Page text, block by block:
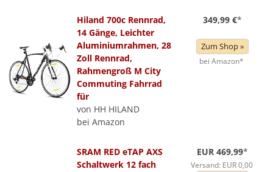
Hiland 700c Rennrad,
14 Gänge, Leichter
Aluminiumrahmen, 28
Zoll Rennrad,
Rahmengroß M City
Commuting Fahrrad
für
von HH HILAND
bei Amazon
349,99 €*
Zum Shop »
bei Amazon*
SRAM RED eTAP AXS
Schaltwerk 12 fach
EUR 469,99*
Versand: EUR 0,00